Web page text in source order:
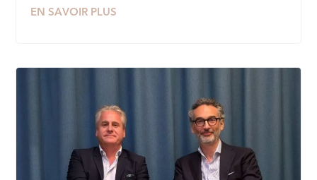
EN SAVOIR PLUS